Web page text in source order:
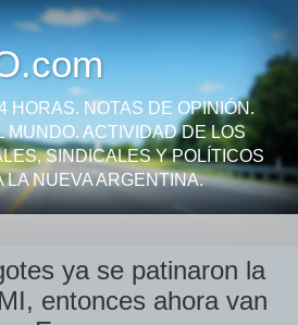
HORAS. NOTAS DE OPINIÓN.
MUNDO. ACTIVIDAD DE LOS
SINDICALES Y POLÍTICOS
LA NUEVA ARGENTINA.
ya se patinaron la
entonces ahora van